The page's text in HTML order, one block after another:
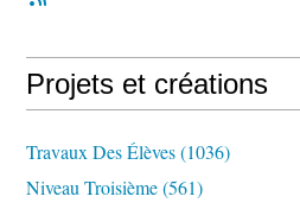
Projets et créations
Travaux Des Élèves(1036)
Niveau Troisième(561)